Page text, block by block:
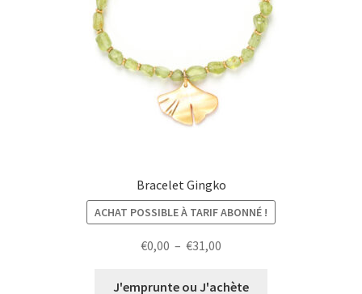
Bracelet Gingko
ACHAT POSSIBLE À TARIF ABONNÉ !
€0,00 – €31,00
prix :
J'emprunte ou J'achète